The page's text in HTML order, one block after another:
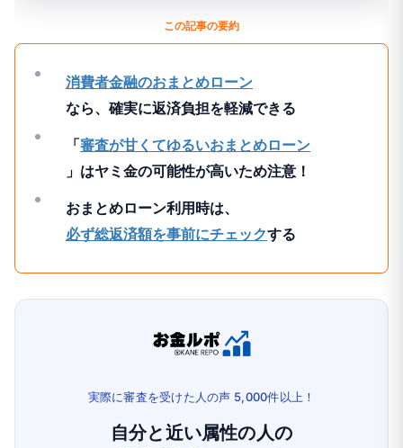
この記事の要約
消費者金融のおまとめローン
なら、確実に返済負担を軽減できる
「審査が甘くてゆるいおまとめローン
」はヤミ金の可能性が高いため注意！
おまとめローン利用時は、
必ず総返済額を事前にチェックする
実際に審査を受けた人の声 5,000件以上！
自分と近い属性の人の